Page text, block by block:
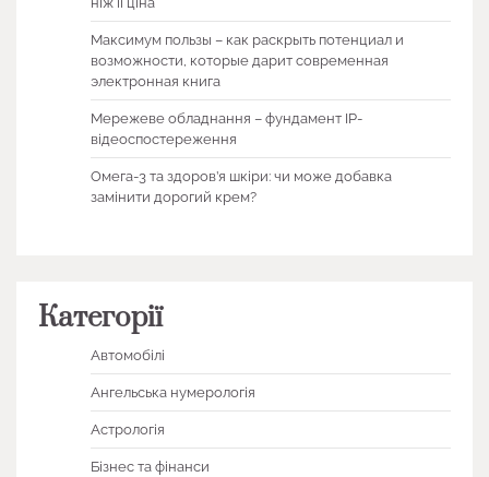
Максимум пользы – как раскрыть потенциал и
возможности, которые дарит современная
электронная книга
Мережеве обладнання – фундамент IP-
відеоспостереження
Омега-3 та здоров’я шкіри: чи може добавка
замінити дорогий крем?
Категорії
Автомобілі
Ангельська нумерологія
Астрологія
Бізнес та фінанси